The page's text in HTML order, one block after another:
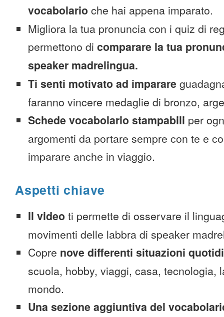
vocabolario che hai appena imparato.
Migliora la tua pronuncia con i quiz di
permettono di comparare la tua
speaker madrelingua.
Ti senti motivato ad imparare
faranno vincere medaglie di bronzo,
Schede vocabolario stampabili per
argomenti da portare sempre con te e
imparare anche in viaggio.
Aspetti chiave
Il video ti permette di osservare il
movimenti delle labbra di speaker
Copre nove differenti situazioni
scuola, hobby, viaggi, casa, tecnologia,
mondo.
Una sezione aggiuntiva del